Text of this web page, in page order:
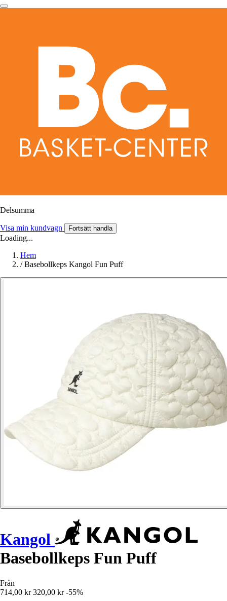
Delsumma
Visa min kundvagn Fortsätt handla
Loading...
Hem
/ Basebollkeps Kangol Fun Puff
Kangol
Basebollkeps Fun Puff
Från
714,00 kr 320,00 kr -55%